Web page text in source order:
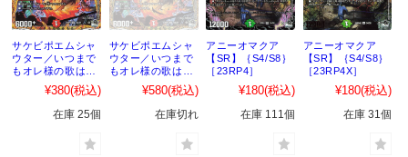
サケビポエムシャ
ウター／いつまで
もオレ様の歌は終
わらねぇ【SR】
｛3A/20｝
［23RP4］
¥380(税込)
在庫 25個
サケビポエムシャ
ウター／いつまで
もオレ様の歌は終
わらねぇ【SR】
｛5B/22｝
［23RP4］
¥580(税込)
在庫切れ
アニーオマクア
【SR】｛S4/S8｝
［23RP4］
¥180(税込)
在庫 111個
アニーオマクア
【SR】｛S4/S8｝
［23RP4X］
¥180(税込)
在庫 31個